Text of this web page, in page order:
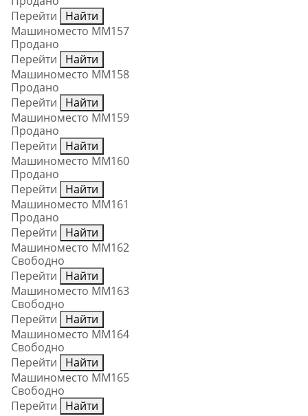
Перейти
Найти
Машиноместо ММ157
Продано
Перейти
Найти
Машиноместо ММ158
Продано
Перейти
Найти
Машиноместо ММ159
Продано
Перейти
Найти
Машиноместо ММ160
Продано
Перейти
Найти
Машиноместо ММ161
Продано
Перейти
Найти
Машиноместо ММ162
Свободно
Перейти
Найти
Машиноместо ММ163
Свободно
Перейти
Найти
Машиноместо ММ164
Свободно
Перейти
Найти
Машиноместо ММ165
Свободно
Перейти
Найти